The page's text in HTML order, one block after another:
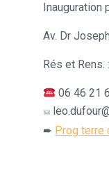
Inauguration
Av. Dr
Rés et Rens. :
06 46 21
➨ Prog terre